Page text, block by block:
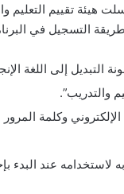
هيئة تقييم
التسجيل في
التبديل إلى اللغة
والتدريب”.
الإلكتروني وكلمة
عند البدء